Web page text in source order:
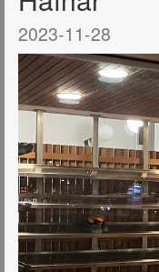
2023-11-28